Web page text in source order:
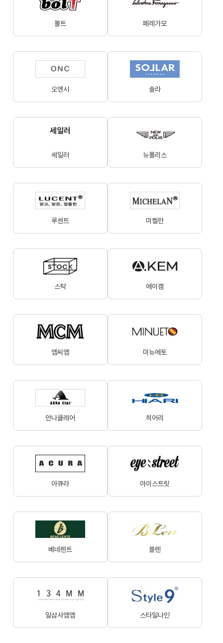
볼트 페레가모
오엔시 솔라
세일러
세일러 뉴폴리스
루센트 미켈란
스탁 에이캠
엠씨엠 미뉴에토
안나클레어 히어리
아큐라 아이스트릿
베네렌트 블렌
일삼사엠엠 스타일나인